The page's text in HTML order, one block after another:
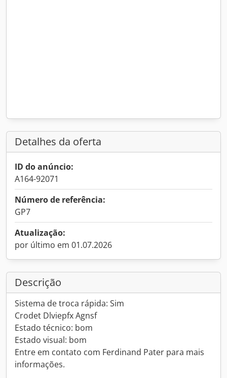
Detalhes da oferta
ID do anúncio:
A164-92071
Número de referência:
GP7
Atualização:
por último em 01.07.2026
Descrição
Sistema de troca rápida: Sim
Crodet Dlviepfx Agnsf
Estado técnico: bom
Estado visual: bom
Entre em contato com Ferdinand Pater para mais
informações.